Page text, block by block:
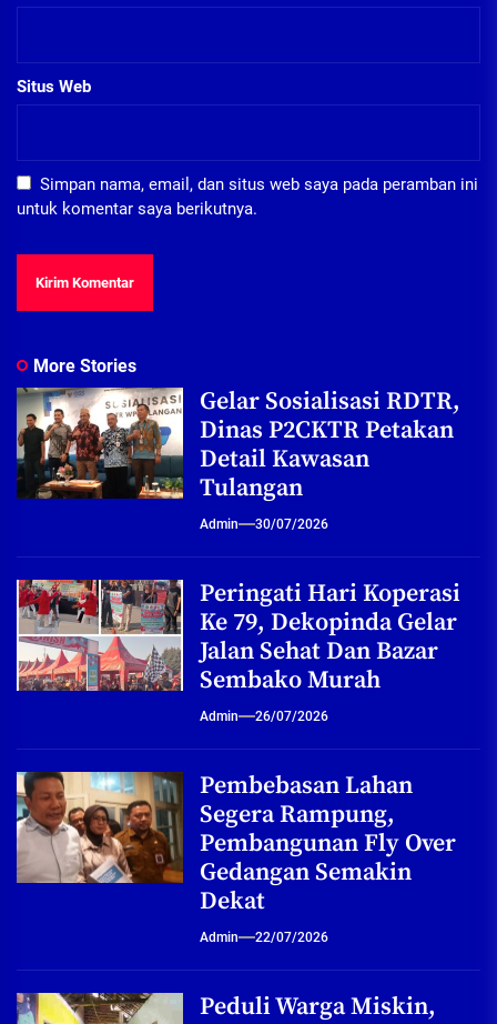
Situs Web
Simpan nama, email, dan situs web saya pada peramban ini
untuk komentar saya berikutnya.
More Stories
Gelar Sosialisasi RDTR,
Dinas P2CKTR Petakan
Detail Kawasan
Tulangan
Admin 30/07/2026
Peringati Hari Koperasi
Ke 79, Dekopinda Gelar
Jalan Sehat Dan Bazar
Sembako Murah
Admin 26/07/2026
Pembebasan Lahan
Segera Rampung,
Pembangunan Fly Over
Gedangan Semakin
Dekat
Admin 22/07/2026
Peduli Warga Miskin,